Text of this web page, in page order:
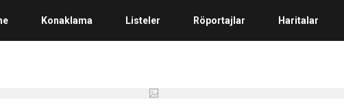
Konaklama Listeler Röportajlar Haritalar